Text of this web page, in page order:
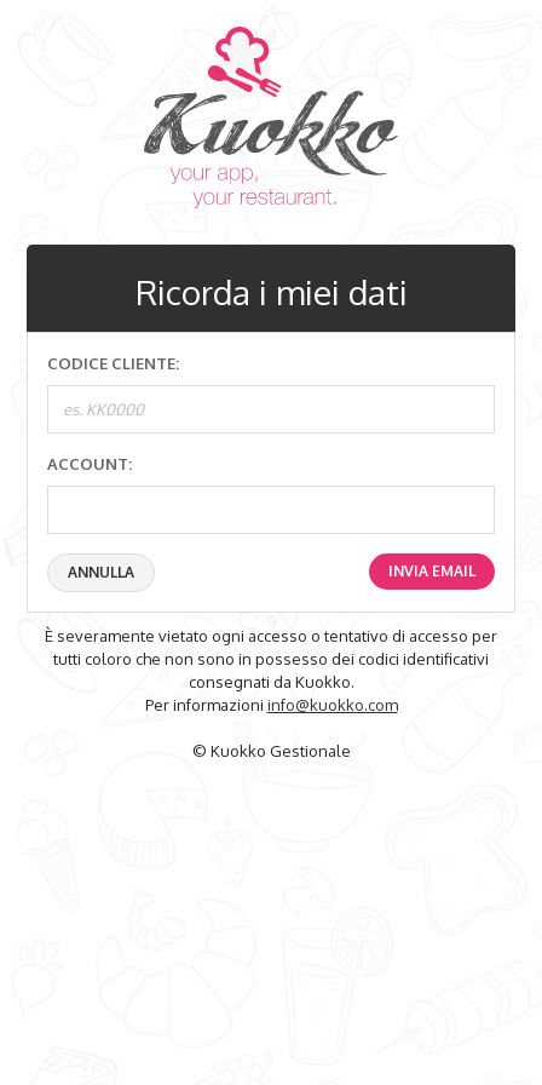
Ricorda i miei dati
CODICE CLIENTE:
ACCOUNT:
ANNULLA INVIA EMAIL
È severamente vietato ogni accesso o tentativo di accesso per
tutti coloro che non sono in possesso dei codici identificativi
consegnati da Kuokko.
Per informazioni info@kuokko.com
© Kuokko Gestionale